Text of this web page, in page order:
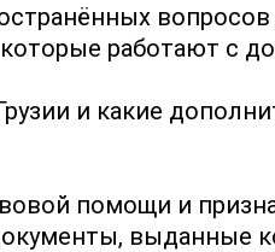
работают с
и какие
помощи и
выданные